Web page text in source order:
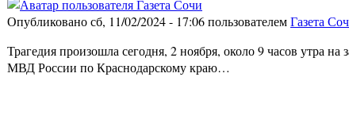
Опубликовано сб, 11/02/2024 - 17:06 пользователемГазета
Трагедия произошла сегодня, 2 ноября, около 9 часов утра
МВД России по Краснодарскому краю…